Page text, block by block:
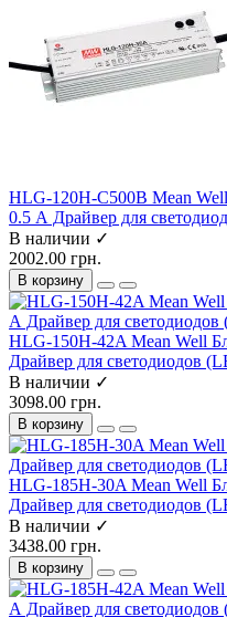
HLG-120H-C500B Mean
0.5 А Драйвер для
В наличии ✓
2002.00 грн.
В корзину
HLG-150H-42A Mean Well
Драйвер для светодиодов
В наличии ✓
3098.00 грн.
В корзину
HLG-185H-30A Mean Well
Драйвер для светодиодов
В наличии ✓
3438.00 грн.
В корзину